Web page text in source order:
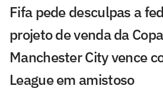
Fifa pede desculpas a
projeto de venda da
Manchester City vence
League em amistoso